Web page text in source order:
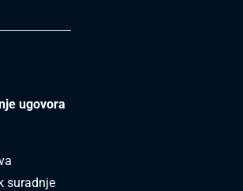
ugovora
suradnje